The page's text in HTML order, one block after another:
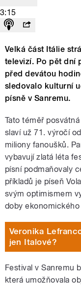
3:15
Velká část Itálie
televizí. Po pět dní
před devátou
sledovalo kulturní
písně v Sanremu.
Tato téměř
slaví už 71. výročí
miliony fanoušků.
vybavují zlatá léta
písní podmaňovaly
příkladů je píseň
svým optimismem
doby
Veronika
jen Italové?
Festival v Sanremu
která umožňovala